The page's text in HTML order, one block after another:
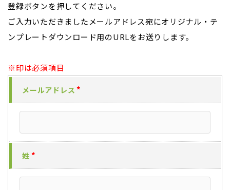
登録ボタンを押してください。
ご入力いただきましたメールアドレス宛にオリジナル・テ
ンプレートダウンロード用のURLをお送りします。
※印は必須項目
メールアドレス
姓